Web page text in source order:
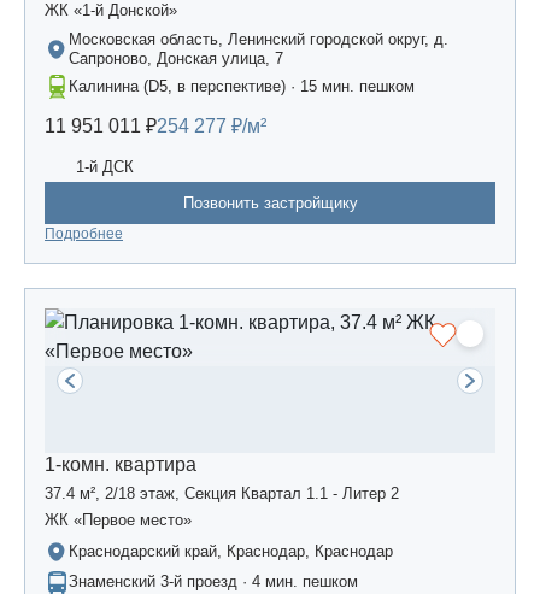
ЖК «1-й Донской»
Московская область, Ленинский городской округ, д.
Сапроново, Донская улица, 7
Калинина (D5, в перспективе) · 15 мин. пешком
11 951 011 ₽254 277 ₽/м²
1-й ДСК
Позвонить застройщику
Подробнее
1-комн. квартира
37.4 м², 2/18 этаж, Секция Квартал 1.1 - Литер 2
ЖК «Первое место»
Краснодарский край, Краснодар, Краснодар
Знаменский 3-й проезд · 4 мин. пешком